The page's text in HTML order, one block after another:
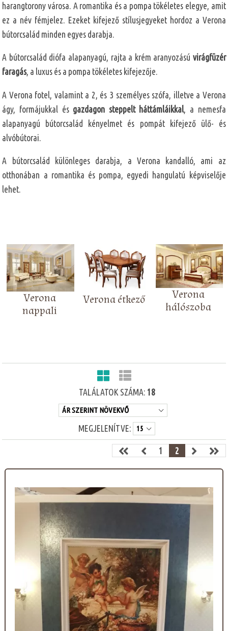
harangtorony városa. A romantika és a pompa tökéletes elegye, amit
ez a név fémjelez. Ezeket kifejező stílusjegyeket hordoz a Verona
bútorcsalád minden egyes darabja.
A bútorcsalád diófa alapanyagú, rajta a krém aranyozású virágfüzér
faragás, a luxus és a pompa tökéletes kifejezője.
A Verona fotel, valamint a 2, és 3 személyes szófa, illetve a Verona
ágy, formájukkal és gazdagon steppelt háttámláikkal, a nemesfa
alapanyagú bútorcsalád kényelmet és pompát kifejező ülő- és
alvóbútorai.
A bútorcsalád különleges darabja, a Verona kandalló, ami az
otthonában a romantika és pompa, egyedi hangulatú képviselője
lehet.
Verona
nappali
Verona étkező
Verona
hálószoba
TALÁLATOK SZÁMA: 18
MEGJELENÍTVE:
1 2